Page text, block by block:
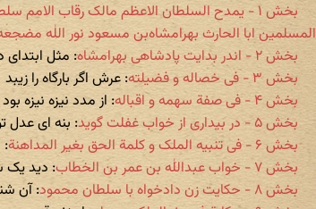
بخش ۱ - یمدح السلطان الاعظم مالک رقاب
المسلمین ابا الحارث بهرامشاه‌بن مسعود نور اللٰه
بخش ۲ - اندر بدایت پادشاهی بهرامشاه
: مثل
بخش ۳ - فی خصاله و فضیلته
: عرش اگر بارگاه را زیبد
بخش ۴ - فی صفة سهمه و اقباله
: از مدد نیزه نیزه
بخش ۵ - در بیداری از خواب غفلت گوید
: بنه ای عدل
بخش ۶ - فی تنبیه الملک و کلمة الحق بغیر المداهنة
:
بخش ۷ - خواب عبداللٰه بن عمر بن الخطاب
: دید یک
بخش ۸ - حکایت زن دادخواه با سلطان محمود
: آن